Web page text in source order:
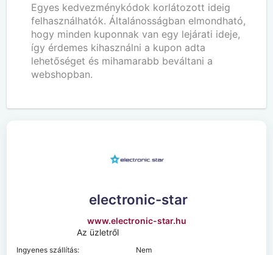
Egyes kedvezménykódok korlátozott ideig
felhasználhatók. Általánosságban elmondható,
hogy minden kuponnak van egy lejárati ideje,
így érdemes kihasználni a kupon adta
lehetőséget és mihamarabb beváltani a
webshopban.
electronic-star
www.electronic-star.hu
Az üzletről
Ingyenes szállítás: Nem